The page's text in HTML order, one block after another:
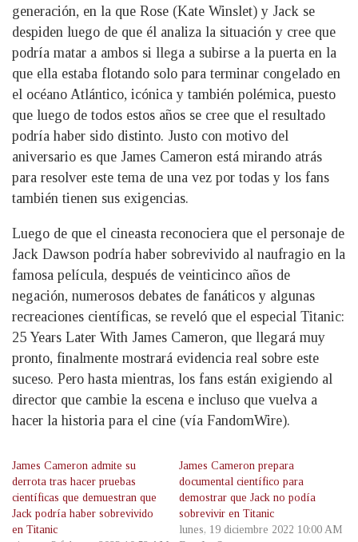
generación, en la que Rose (Kate Winslet) y Jack se
despiden luego de que él analiza la situación y cree que
podría matar a ambos si llega a subirse a la puerta en la
que ella estaba flotando solo para terminar congelado en
el océano Atlántico, icónica y también polémica, puesto
que luego de todos estos años se cree que el resultado
podría haber sido distinto. Justo con motivo del
aniversario es que James Cameron está mirando atrás
para resolver este tema de una vez por todas y los fans
también tienen sus exigencias.
Luego de que el cineasta reconociera que el personaje de
Jack Dawson podría haber sobrevivido al naufragio en la
famosa película, después de veinticinco años de
negación, numerosos debates de fanáticos y algunas
recreaciones científicas, se reveló que el especial Titanic:
25 Years Later With James Cameron, que llegará muy
pronto, finalmente mostrará evidencia real sobre este
suceso. Pero hasta mientras, los fans están exigiendo al
director que cambie la escena e incluso que vuelva a
hacer la historia para el cine (vía FandomWire).
James Cameron admite su
derrota tras hacer pruebas
científicas que demuestran que
Jack podría haber sobrevivido
en Titanic
James Cameron prepara
documental científico para
demostrar que Jack no podía
sobrevivir en Titanic
lunes, 19 diciembre 2022 10:00 AM